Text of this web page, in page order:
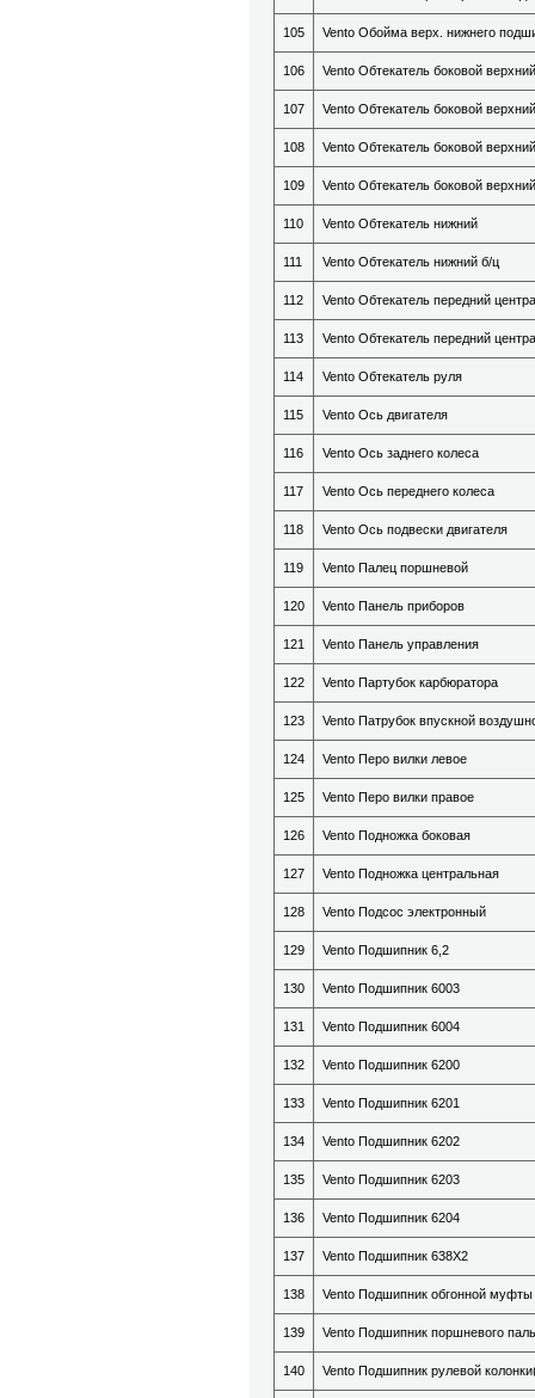
105 Vento Обойма верх. нижнего
106 Vento Обтекатель боковой
107 Vento Обтекатель боковой
108 Vento Обтекатель боковой
109 Vento Обтекатель боковой
110 Vento Обтекатель нижний
111 Vento Обтекатель нижний б/ц
112 Vento Обтекатель передний
113 Vento Обтекатель передний
114 Vento Обтекатель руля
115 Vento Ось двигателя
116 Vento Ось заднего колеса
117 Vento Ось переднего колеса
118 Vento Ось подвески двигателя
119 Vento Палец поршневой
120 Vento Панель приборов
121 Vento Панель управления
122 Vento Партубок карбюратора
123 Vento Патрубок впускной
124 Vento Перо вилки левое
125 Vento Перо вилки правое
126 Vento Подножка боковая
127 Vento Подножка центральная
128 Vento Подсос электронный
129 Vento Подшипник 6,2
130 Vento Подшипник 6003
131 Vento Подшипник 6004
132 Vento Подшипник 6200
133 Vento Подшипник 6201
134 Vento Подшипник 6202
135 Vento Подшипник 6203
136 Vento Подшипник 6204
137 Vento Подшипник 638Х2
138 Vento Подшипник обгонной муфты
139 Vento Подшипник поршневого
140 Vento Подшипник рулевой